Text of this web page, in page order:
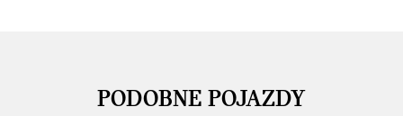
PODOBNE POJAZDY